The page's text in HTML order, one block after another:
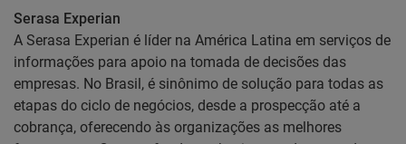
Serasa Experian
A Serasa Experian é líder na América Latina em serviços de
informações para apoio na tomada de decisões das
empresas. No Brasil, é sinônimo de solução para todas as
etapas do ciclo de negócios, desde a prospecção até a
cobrança, oferecendo às organizações as melhores